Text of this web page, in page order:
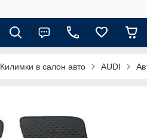
Килимки в салон авто AUDI